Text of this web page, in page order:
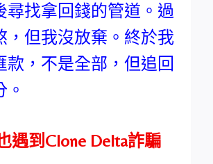
尋找拿回錢的管道。過
，但我沒放棄。終於我
款，不是全部，但追回
。
遇到Clone Delta詐騙